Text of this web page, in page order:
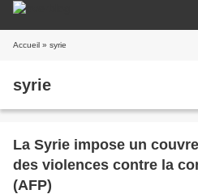
Accueil » syrie
syrie
La Syrie impose un
des violences contre la
(AFP)